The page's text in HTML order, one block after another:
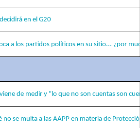
en el G20
a los partidos políticos en su sitio... ¿por
de medir y "lo que no son cuentas son
no se multa a las AAPP en materia de